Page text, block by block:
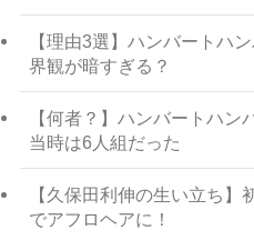
【理由3選】ハンバートハ
界観が暗すぎる？
【何者？】ハンバートハ
当時は6人組だった
【久保田利伸の生い立ち
でアフロヘアに！